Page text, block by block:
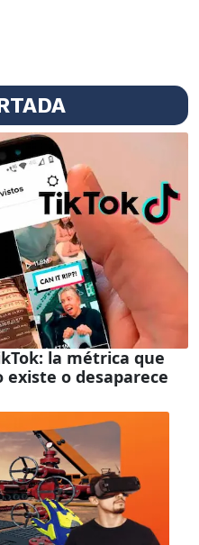
la métrica que
o desaparece